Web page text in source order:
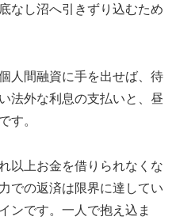
なし沼へ引きずり込むため
人間融資に手を出せば、待
法外な利息の支払いと、昼
す。
以上お金を借りられなくな
での返済は限界に達してい
ンです。一人で抱え込ま